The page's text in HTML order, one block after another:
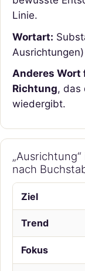
Linie.
Wortart:
Ausrichtungen)
Anderes Wort
Richtung, das
wiedergibt.
nach
Ziel
Trend
Fokus